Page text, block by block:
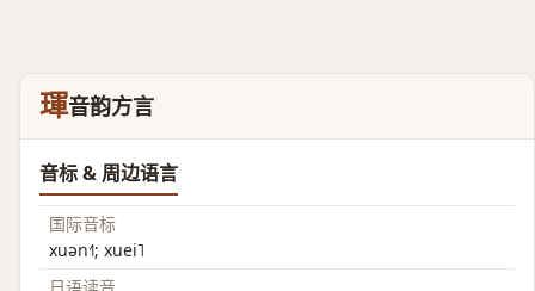
琿音韵方言
音标 & 周边语言
国际音标
xuən˧˥; xuei˥